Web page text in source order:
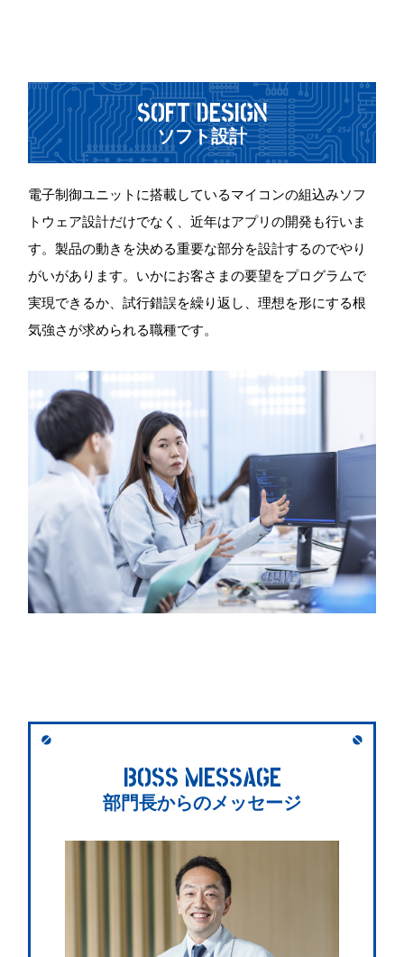
SOFT DESIGN
ソフト設計
電子制御ユニットに搭載しているマイコンの組込みソフ
トウェア設計だけでなく、近年はアプリの開発も行いま
す。製品の動きを決める重要な部分を設計するのでやり
がいがあります。いかにお客さまの要望をプログラムで
実現できるか、試行錯誤を繰り返し、理想を形にする根
気強さが求められる職種です。
BOSS MESSAGE
部門長からのメッセージ